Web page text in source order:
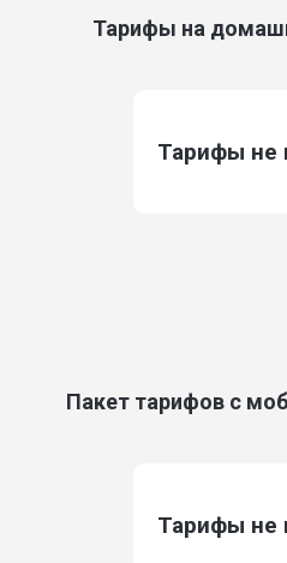
Тарифы на
Тарифы не
Пакет тарифов с
Тарифы не